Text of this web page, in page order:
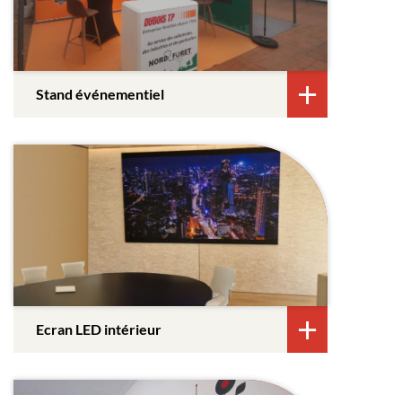
Stand événementiel
Ecran LED intérieur